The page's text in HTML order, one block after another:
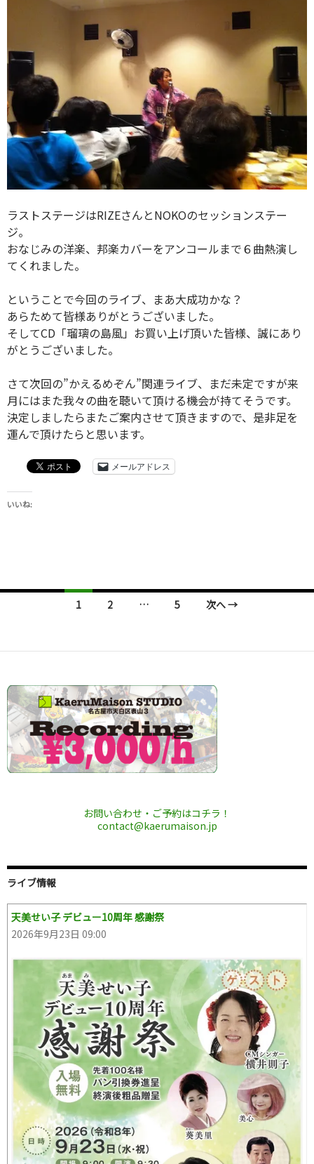
ラストステージはRIZEさんとNOKOのセッションステー
ジ。
おなじみの洋楽、邦楽カバーをアンコールまで６曲熱演し
てくれました。
ということで今回のライブ、まあ大成功かな？
あらためて皆様ありがとうございました。
そしてCD「瑠璃の島風」お買い上げ頂いた皆様、誠にあり
がとうございました。
さて次回の”かえるめぞん”関連ライブ、まだ未定ですが来
月にはまた我々の曲を聴いて頂ける機会が持てそうです。
決定しましたらまたご案内させて頂きますので、是非足を
運んで頂けたらと思います。
メールアドレス
いいね:
ナ
ゲ
ー
シ
ョ
1 2 … 5 次へ →
お問い合わせ・ご予約はコチラ！
contact@kaerumaison.jp
ライブ情報
天美せい子 デビュー10周年 感謝祭
2026年9月23日 09:00